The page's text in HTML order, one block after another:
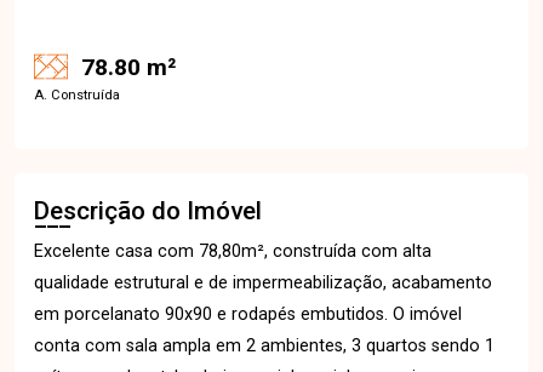
78.80 m²
A. Construída
Descrição do Imóvel
Excelente casa com 78,80m², construída com alta
qualidade estrutural e de impermeabilização, acabamento
em porcelanato 90x90 e rodapés embutidos. O imóvel
conta com sala ampla em 2 ambientes, 3 quartos sendo 1